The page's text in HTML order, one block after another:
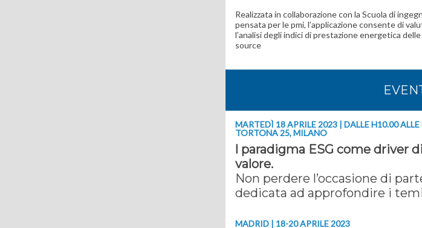
Realizzata in collaborazione con la Scuola di
pensata per le pmi, l’applicazione consente di
l’analisi degli indici di prestazione energetica
source
MARTEDÌ 18 APRILE 2023 | DALLE H10.00
TORTONA 25, MILANO
l paradigma ESG come driver
valore.
Non perdere l’occasione di
dedicata ad approfondire i
MADRID | 18-20 APRILE 2023